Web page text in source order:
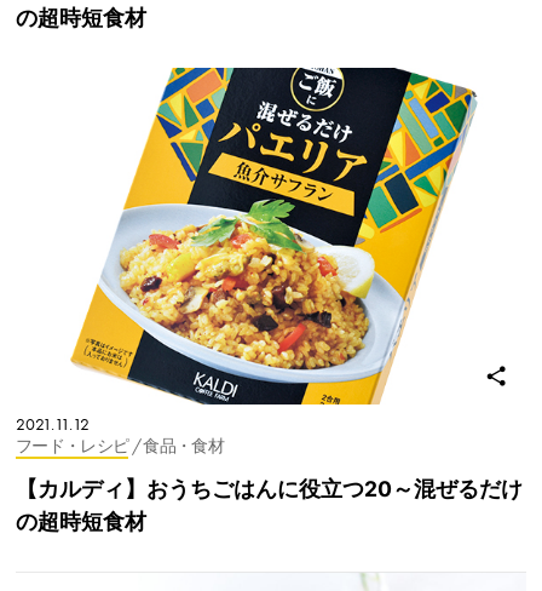
の超時短食材
2021.11.12
フード・レシピ / 食品・食材
【カルディ】おうちごはんに役立つ20～混ぜるだけ
の超時短食材